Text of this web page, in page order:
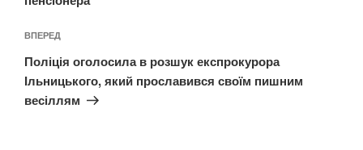
Наступний
запис
ВПЕРЕД
Поліція оголосила в розшук експрокурора
Ільницького, який прославився своїм пишним
весіллям